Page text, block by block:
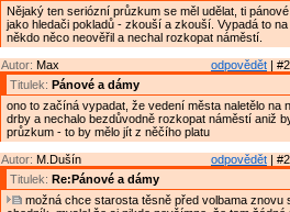
Nějaký ten seriózní průzkum se měl udělat, ti
jako hledači pokladů - zkouší a zkouší. Vypadá to
někdo něco neověřil a nechal rozkopat náměstí.
odpovědět |
Autor: Max
Titulek: Pánové a dámy
ono to začíná vypadat, že vedení města naletělo na
drby a nechalo bezdůvodně rozkopat náměstí aniž
průzkum - to by mělo jít z něčího platu
odpovědět |
Autor: M.Dušín
Titulek: Re:Pánové a dámy
možná chce starosta těsně před volbama znovu